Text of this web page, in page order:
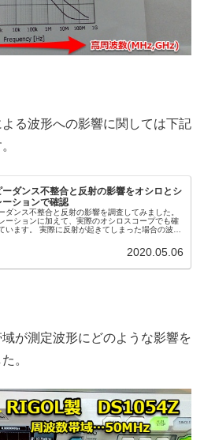
る波形への影響に関しては下記
ーダンス不整合と反射の影響をオシロとシ
ーションで確認
ダンス不整合と反射の影響を調査してみました。
ーションに加えて、実際のオシロスコープでも確
います。 実際に反射が起きてしまった場合の波形
2020.05.06
が測定波形にどのような影響を
。